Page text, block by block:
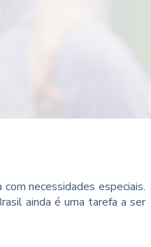
necessidades especiais.
ainda é uma tarefa a ser